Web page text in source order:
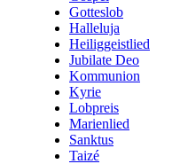
Gotteslob
Halleluja
Heiliggeistlied
Jubilate Deo
Kommunion
Kyrie
Lobpreis
Marienlied
Sanktus
Taizé